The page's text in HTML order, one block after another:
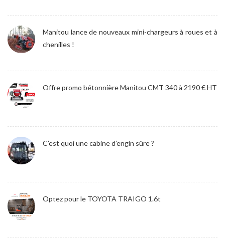
Manitou lance de nouveaux mini-chargeurs à roues et à
chenilles !
Offre promo bétonnière Manitou CMT 340 à 2190 € HT
C’est quoi une cabine d’engin sûre ?
Optez pour le TOYOTA TRAIGO 1.6t